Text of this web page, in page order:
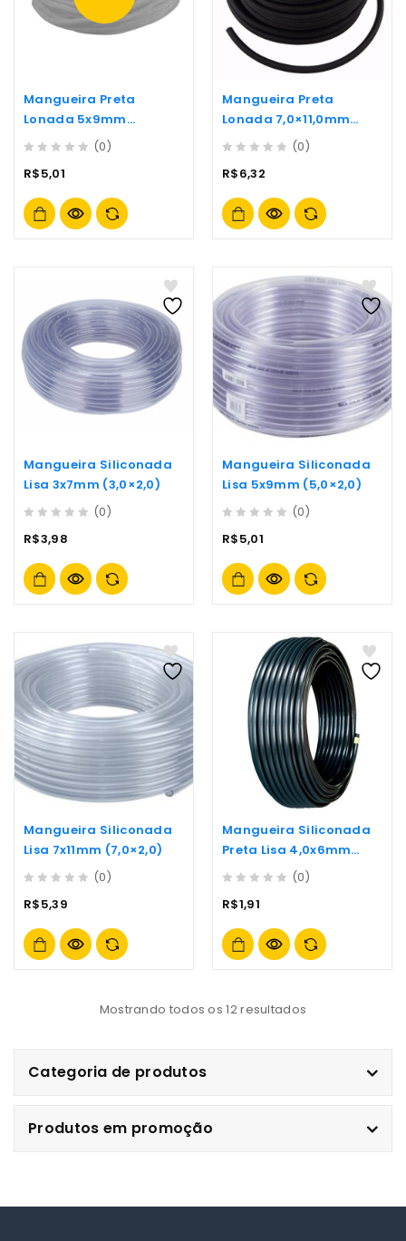
Mangueira Preta
Lonada 5x9mm
(5,0×2,0)
out
5
(0)
R$5,01
Mangueira Preta
Lonada 7,0×11,0mm
(7,0×2,0)
out
5
(0)
R$6,32
Mangueira Siliconada
Lisa 3x7mm (3,0×2,0)
out
5
(0)
R$3,98
Mangueira Siliconada
Lisa 5x9mm (5,0×2,0)
out
5
(0)
R$5,01
Mangueira Siliconada
Lisa 7x11mm (7,0×2,0)
out
5
(0)
R$5,39
Mangueira Siliconada
Preta Lisa 4,0x6mm
(4,0×1,0)
out
5
(0)
R$1,91
Mostrando todos os 12 resultados
Categoria de produtos
Produtos em promoção